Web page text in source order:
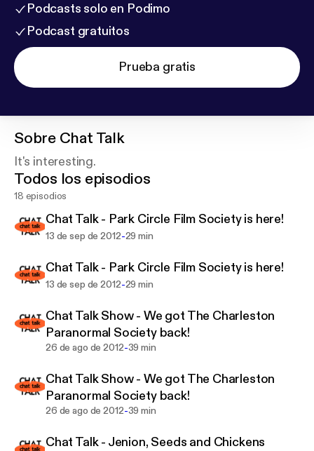
Podcasts solo en Podimo
Podcast gratuitos
Prueba gratis
Sobre Chat Talk
It's interesting.
Todos los episodios
18 episodios
Chat Talk - Park Circle Film Society is here!
13 de sep de 2012-29 min
Chat Talk - Park Circle Film Society is here!
13 de sep de 2012-29 min
Chat Talk Show - We got The Charleston
Paranormal Society back!
26 de ago de 2012-39 min
Chat Talk Show - We got The Charleston
Paranormal Society back!
26 de ago de 2012-39 min
Chat Talk - Jenion, Seeds and Chickens